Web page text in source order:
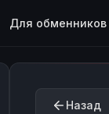
Для обменников
Назад